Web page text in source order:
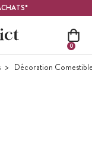
0
Décoration